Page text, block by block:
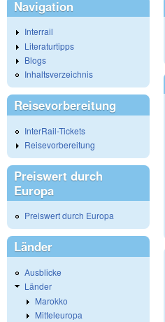
Navigation
Interrail
Literaturtipps
Blogs
Inhaltsverzeichnis
Reisevorbereitung
InterRail-Tickets
Reisevorbereitung
Preiswert durch
Europa
Preiswert durch Europa
Länder
Ausblicke
Länder
Marokko
Mitteleuropa